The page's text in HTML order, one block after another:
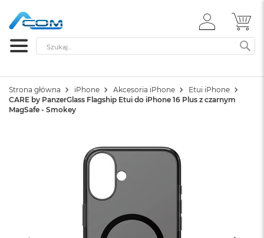
ZALOGUJ
SIĘ
Szukaj
Strona główna iPhone Akcesoria iPhone
Etui iPhone
CARE by PanzerGlass Flagship Etui do iPhone 16 Plus z czarnym
MagSafe - Smokey